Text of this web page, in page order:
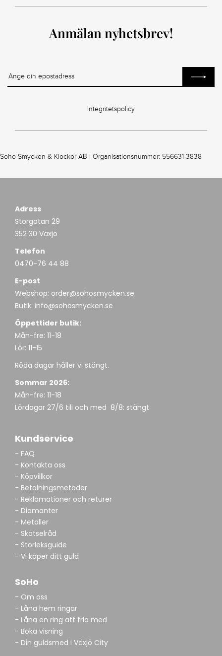
Anmälan nyhetsbrev!
Integritetspolicy
Soho Smycken & Klockor AB | Organisationsnummer: 556631-3838
Adress
Storgatan 29
352 30 Växjö
Telefon
0470-76 44 88
E-post
Webshop: order@sohosmycken.se
Butik: info@sohosmycken.se
Öppettider butik:
Mån-fre: 11-18
Lör: 11-15
Röda dagar håller vi stängt.
Sommar 2026:
Mån-fre: 11-18
Lördagar 27/6 till och med 8/8: stängt
Kundservice
- FAQ
- Kontakta oss
- Köpvillkor
- Betalningsmetoder
- Reklamationer och returer
- Diamanter
- Metaller
- Skötselråd
- Storleksguide
- Vi köper ditt guld
SoHo
- Om oss
- Låna hem ringar
- Låna en ring att fria med
- Boka visning
- Din guldsmed i Växjö City